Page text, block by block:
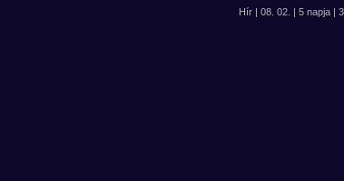
Hír | 08. 02. | 5 napja |